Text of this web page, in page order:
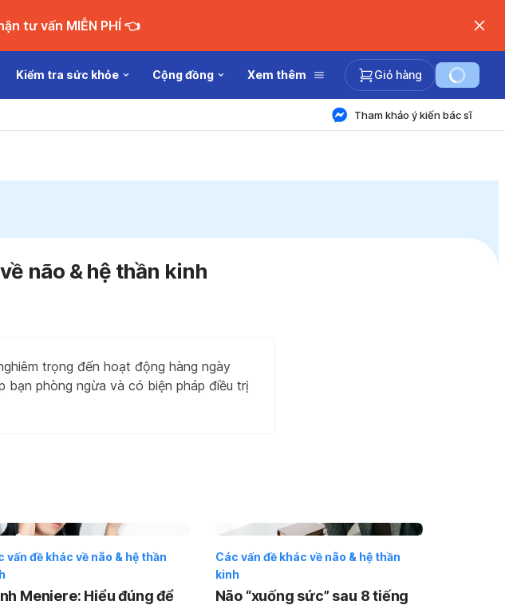
sĩ ngay 👉 Nhận tư vấn MIỄN PHÍ 👈
Kiểm tra sức khỏe Cộng đồng Xem thêm Giỏ hàng
Tham khảo ý kiến bác sĩ
não & hệ thần kinh
trọng đến hoạt động hàng ngày
bạn phòng ngừa và có biện pháp điều trị
vấn đề khác về não & hệ thần
Meniere: Hiểu đúng để
Các vấn đề khác về não & hệ thần
kinh
Não “xuống sức” sau 8 tiếng